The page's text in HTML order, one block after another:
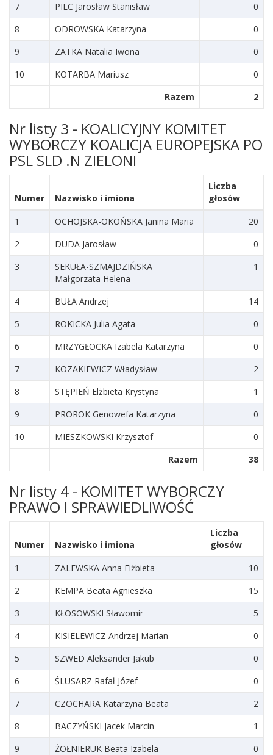
7
PILC Jarosław Stanisław
0
8
ODROWSKA Katarzyna
0
9
ZATKA Natalia Iwona
0
10
KOTARBA Mariusz
0
Razem
2
Nr listy 3 - KOALICYJNY KOMITET
WYBORCZY KOALICJA EUROPEJSKA PO
PSL SLD .N ZIELONI
Numer Nazwisko i imiona
Liczba
głosów
1
OCHOJSKA-OKOŃSKA Janina Maria
20
2
DUDA Jarosław
0
3
SEKUŁA-SZMAJDZIŃSKA
Małgorzata Helena
1
4 BUŁA Andrzej
14
5
ROKICKA Julia Agata
0
6
MRZYGŁOCKA Izabela Katarzyna
0
7
KOZAKIEWICZ Władysław
2
8
STĘPIEŃ Elżbieta Krystyna
1
9
PROROK Genowefa Katarzyna
0
10
MIESZKOWSKI Krzysztof
0
Razem
38
Nr listy 4 - KOMITET WYBORCZY
PRAWO I SPRAWIEDLIWOŚĆ
Numer Nazwisko i imiona
Liczba
głosów
1
ZALEWSKA Anna Elżbieta
10
2
KEMPA Beata Agnieszka
15
3
KŁOSOWSKI Sławomir
5
4
KISIELEWICZ Andrzej Marian
0
5
SZWED Aleksander Jakub
0
6
ŚLUSARZ Rafał Józef
0
7
CZOCHARA Katarzyna Beata
2
8
BACZYŃSKI Jacek Marcin
1
9
ŻOŁNIERUK Beata Izabela
0